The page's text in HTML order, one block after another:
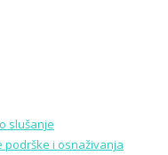
slušanje
i osnaživanja